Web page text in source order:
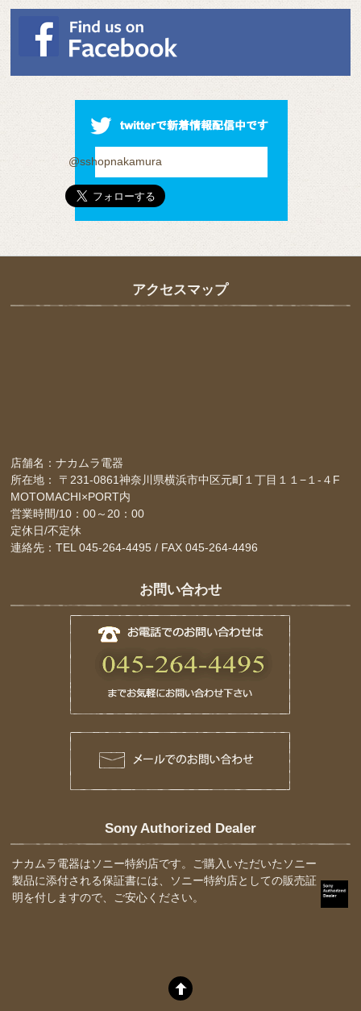
@sshopnakamura
アクセスマップ
店舗名：ナカムラ電器
所在地： 〒231-0861神奈川県横浜市中区元町１丁目１１−１-４F
MOTOMACHI×PORT内
営業時間/10：00～20：00
定休日/不定休
連絡先：TEL 045-264-4495 / FAX 045-264-4496
お問い合わせ
Sony Authorized Dealer
ナカムラ電器はソニー特約店です。ご購入いただいたソニー
製品に添付される保証書には、ソニー特約店としての販売証
明を付しますので、ご安心ください。